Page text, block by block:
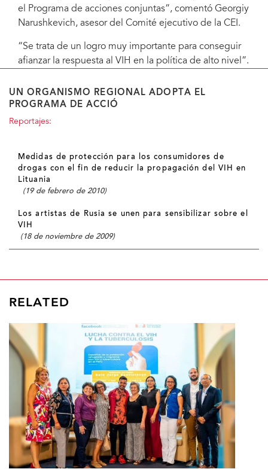
el Programa de acciones conjuntas”, comentó Georgiy
Narushkevich, asesor del Comité ejecutivo de la CEI.
“Se trata de un logro muy importante para conseguir
afianzar la respuesta al VIH en la política de alto nivel”.
UN ORGANISMO REGIONAL ADOPTA EL
PROGRAMA DE ACCIÓ
Reportajes:
Medidas de protección para los consumidores de
drogas con el fin de reducir la propagación del VIH en
Lituania
(19 de febrero de 2010)
Los artistas de Rusia se unen para sensibilizar sobre el
VIH
(18 de noviembre de 2009)
RELATED